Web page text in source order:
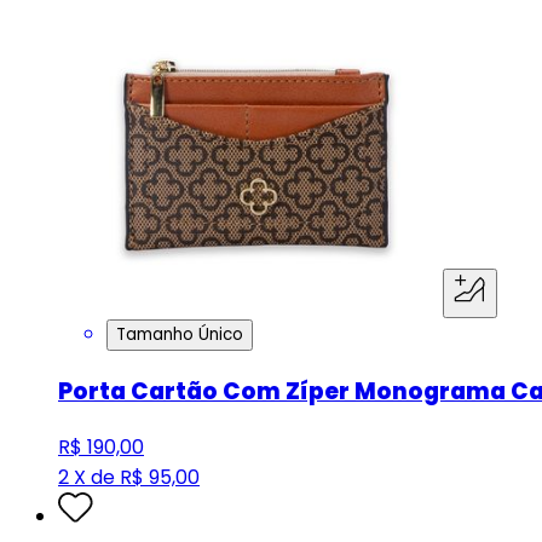
Tamanho Único
Porta Cartão Com Zíper Monograma
R$ 190,00
2 X de R$ 95,00